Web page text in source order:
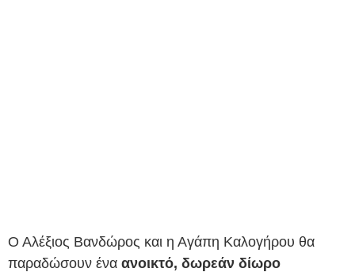
Ο Αλέξιος Βανδώρος και η Αγάπη Καλογήρου θα
παραδώσουν ένα ανοικτό, δωρεάν δίωρο